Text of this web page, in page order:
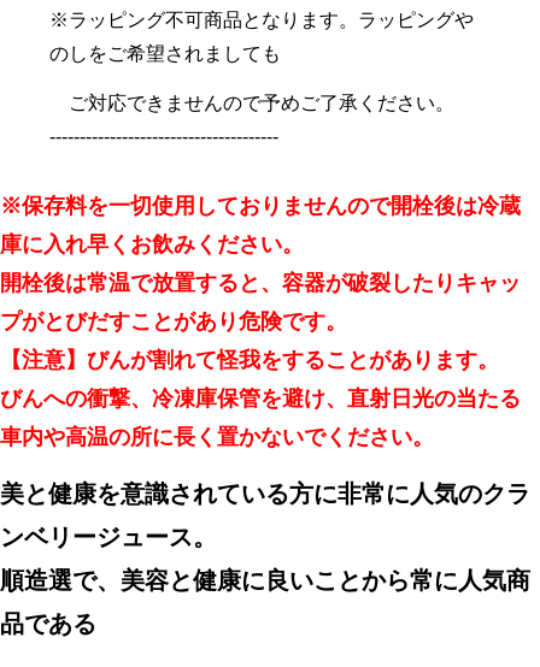
※ラッピング不可商品となります。ラッピングや
のしをご希望されましても
ご対応できませんので予めご了承ください。
--------------------------------------
※保存料を一切使用しておりませんので開栓後は冷蔵
庫に入れ早くお飲みください。
開栓後は常温で放置すると、容器が破裂したりキャッ
プがとびだすことがあり危険です。
【注意】びんが割れて怪我をすることがあります。
びんへの衝撃、冷凍庫保管を避け、直射日光の当たる
車内や高温の所に長く置かないでください。
美と健康を意識されている方に非常に人気のクラ
ンベリージュース。
順造選で、美容と健康に良いことから常に人気商
品である